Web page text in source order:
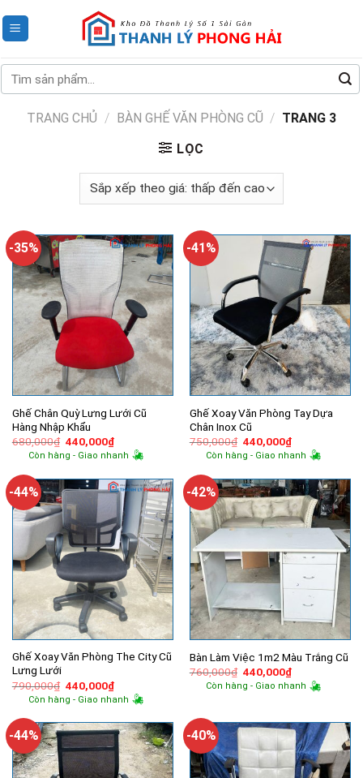
to
Tìm
kiếm:
TRANG CHỦ / BÀN GHẾ VĂN PHÒNG CŨ / TRANG 3
LỌC
-35%
Ghế Chân Quỳ Lưng Lưới Cũ
Hàng Nhập Khẩu
680,000₫ Giá
gốc
là:
440,000₫Giá
hiện
tại
440,000₫.
Còn hàng - Giao nhanh
-41%
Ghế Xoay Văn Phòng Tay Dựa
Chân Inox Cũ
750,000₫ Giá
gốc
là:
440,000₫Giá
hiện
tại
440,000₫.
Còn hàng - Giao nhanh
-44%
Ghế Xoay Văn Phòng The City Cũ
Lưng Lưới
790,000₫ Giá
gốc
là:
440,000₫Giá
hiện
tại
440,000₫.
Còn hàng - Giao nhanh
-42%
Bàn Làm Việc 1m2 Màu Trắng Cũ
760,000₫ Giá
gốc
là:
440,000₫Giá
hiện
tại
Còn hàng - Giao nhanh
-44% -40%